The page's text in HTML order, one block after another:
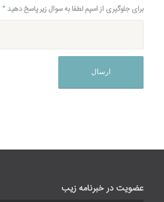
برای جلوگیری از اسپم لطفا به سوال زیر پاسخ دهید*
عضویت در خبرنامه زیب